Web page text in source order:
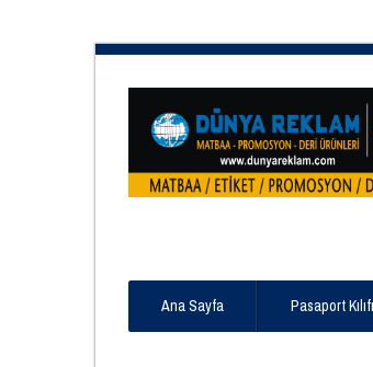
Ana Sayfa Pasaport Kılıfı